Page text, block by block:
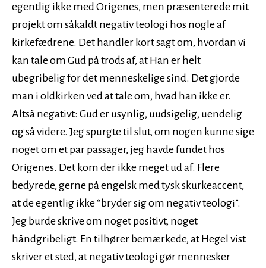
egentlig ikke med Origenes, men præsenterede mit
projekt om såkaldt negativ teologi hos nogle af
kirkefædrene. Det handler kort sagt om, hvordan vi
kan tale om Gud på trods af, at Han er helt
ubegribelig for det menneskelige sind. Det gjorde
man i oldkirken ved at tale om, hvad han ikke er.
Altså negativt: Gud er usynlig, uudsigelig, uendelig
og så videre. Jeg spurgte til slut, om nogen kunne sige
noget om et par passager, jeg havde fundet hos
Origenes. Det kom der ikke meget ud af. Flere
bedyrede, gerne på engelsk med tysk skurkeaccent,
at de egentlig ikke “bryder sig om negativ teologi”.
Jeg burde skrive om noget positivt, noget
håndgribeligt. En tilhører bemærkede, at Hegel vist
skriver et sted, at negativ teologi gør mennesker